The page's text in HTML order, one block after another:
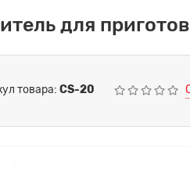
для
товара: CS-20